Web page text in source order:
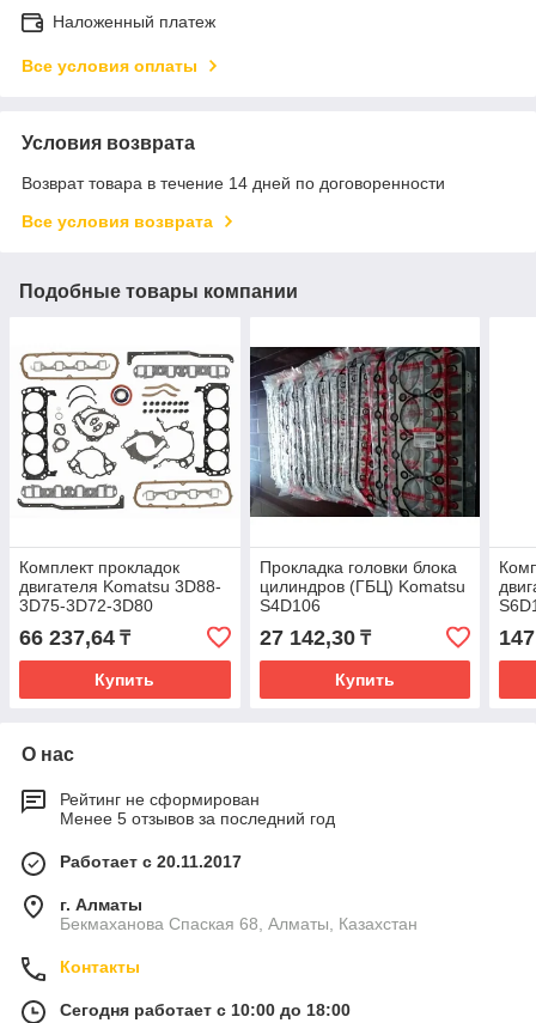
Наложенный платеж
Все условия оплаты
Условия возврата
Возврат товара в течение 14 дней по договоренности
Все условия возврата
Подобные товары компании
Комплект прокладок
двигателя Komatsu 3D88-
3D75-3D72-3D80
66 237,64 ₸
Купить
Прокладка головки блока
цилиндров (ГБЦ) Komatsu
S4D106
27 142,30₸
Купить
О нас
Рейтинг не сформирован
Менее 5 отзывов за последний год
Работает с 20.11.2017
г. Алматы
Бекмаханова Спаская 68, Алматы, Казахстан
Контакты
Сегодня работает с 10:00 до 18:00